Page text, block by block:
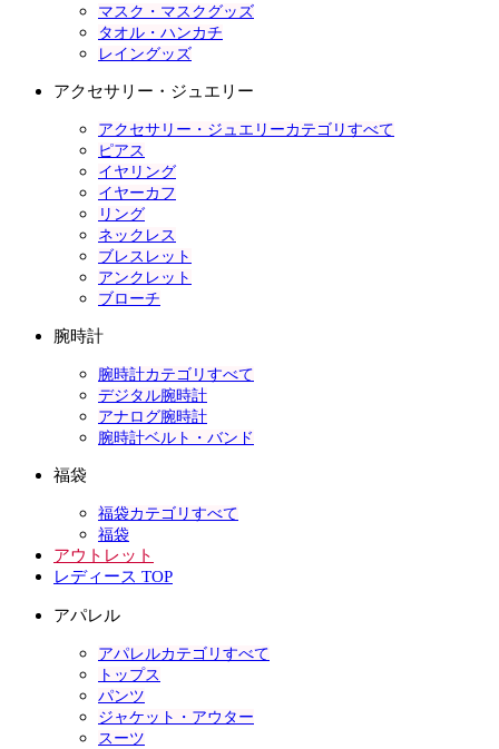
マスク・マスクグッズ
タオル・ハンカチ
レイングッズ
アクセサリー・ジュエリー
アクセサリー・ジュエリーカテゴリすべて
ピアス
イヤリング
イヤーカフ
リング
ネックレス
ブレスレット
アンクレット
ブローチ
腕時計
腕時計カテゴリすべて
デジタル腕時計
アナログ腕時計
腕時計ベルト・バンド
福袋
福袋カテゴリすべて
福袋
アウトレット
レディース TOP
アパレル
アパレルカテゴリすべて
トップス
パンツ
ジャケット・アウター
スーツ